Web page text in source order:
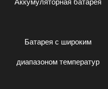
Аккумуляторная батарея
Батарея с широким
диапазоном температур